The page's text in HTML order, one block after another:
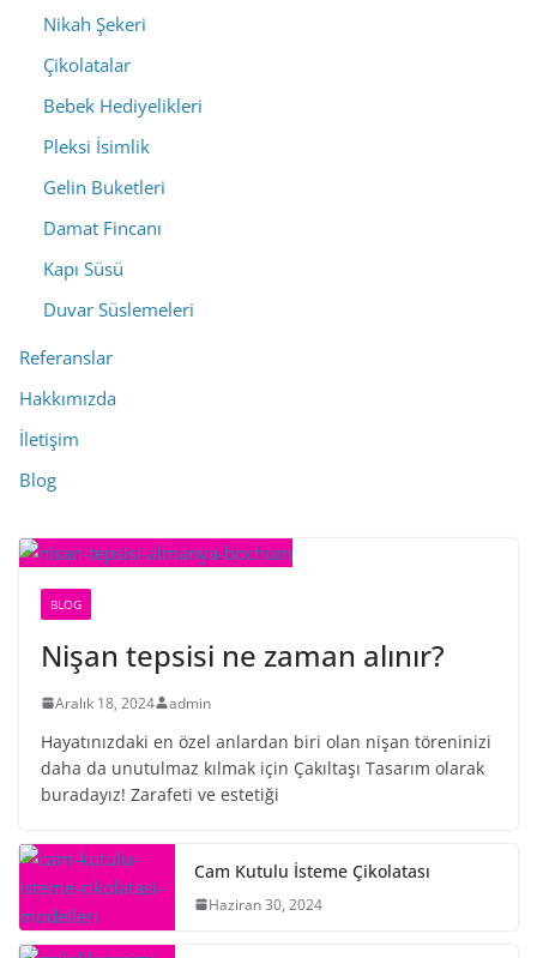
Nikah Şekeri
Çikolatalar
Bebek Hediyelikleri
Pleksi İsimlik
Gelin Buketleri
Damat Fincanı
Kapı Süsü
Duvar Süslemeleri
Referanslar
Hakkımızda
İletişim
Blog
BLOG
Nişan tepsisi ne zaman alınır?
Aralık 18, 2024 admin
Hayatınızdaki en özel anlardan biri olan nişan töreninizi
daha da unutulmaz kılmak için Çakıltaşı Tasarım olarak
buradayız! Zarafeti ve estetiği
Cam Kutulu İsteme Çikolatası
Haziran 30, 2024